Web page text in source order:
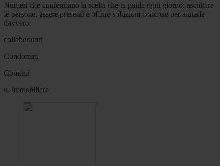
Numeri che confermano la scelta che ci guida ogni giorno: ascoltare
le persone, essere presenti e offrire soluzioni concrete per aiutarle
davvero.
collaboratori
Condomini
Comuni
u. immobiliare